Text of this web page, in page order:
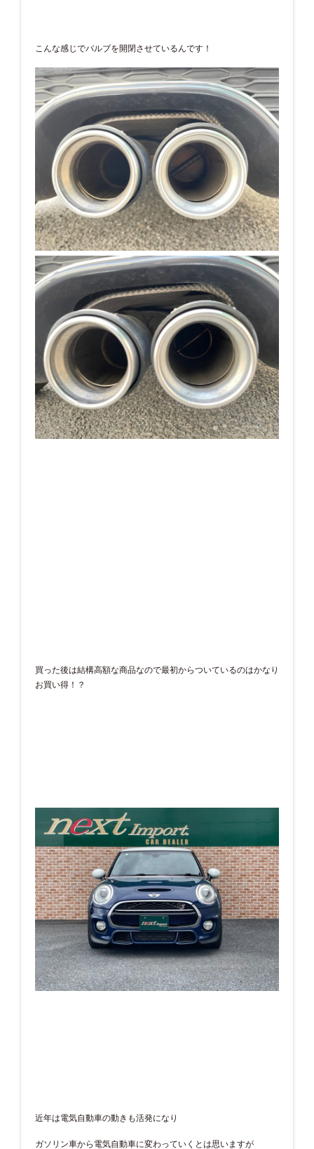
こんな感じでバルブを開閉させているんです！
買った後は結構高額な商品なので最初からついているのはかなり
お買い得！？
近年は電気自動車の動きも活発になり
ガソリン車から電気自動車に変わっていくとは思いますが